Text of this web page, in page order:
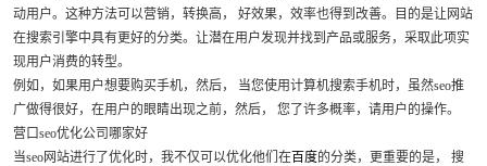
动用户。这种方法可以营销，转换高， 好效果，效率也得到改善。目的是让网站
在搜索引擎中具有更好的分类。让潜在用户发现并找到产品或服务，采取此项实
现用户消费的转型。
例如，如果用户想要购买手机，然后， 当您使用计算机搜索手机时，虽然seo推
广做得很好，在用户的眼睛出现之前，然后， 您了许多概率，请用户的操作。
营口seo优化公司哪家好
当seo网站进行了优化时，我不仅可以优化他们在百度的分类，更重要的是， 搜